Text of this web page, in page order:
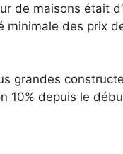
maisons était
des prix
grandes
10% depuis le